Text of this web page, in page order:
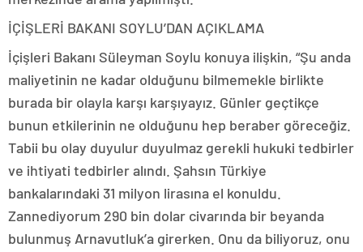
İÇİŞLERİ BAKANI SOYLU’DAN AÇIKLAMA
İçişleri Bakanı Süleyman Soylu konuya ilişkin, “Şu anda
maliyetinin ne kadar olduğunu bilmemekle birlikte
burada bir olayla karşı karşıyayız. Günler geçtikçe
bunun etkilerinin ne olduğunu hep beraber göreceğiz.
Tabii bu olay duyulur duyulmaz gerekli hukuki tedbirler
ve ihtiyati tedbirler alındı. Şahsın Türkiye
bankalarındaki 31 milyon lirasına el konuldu.
Zannediyorum 290 bin dolar civarında bir beyanda
bulunmuş Arnavutluk’a girerken. Onu da biliyoruz, onu